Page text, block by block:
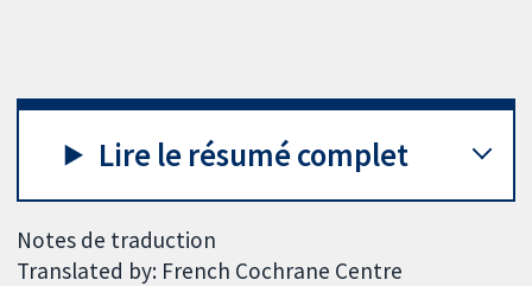
Lire le résumé complet
Notes de traduction
Translated by: French Cochrane Centre